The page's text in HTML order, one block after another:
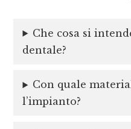
Che cosa si
dentale?
Con quale
l’impianto?